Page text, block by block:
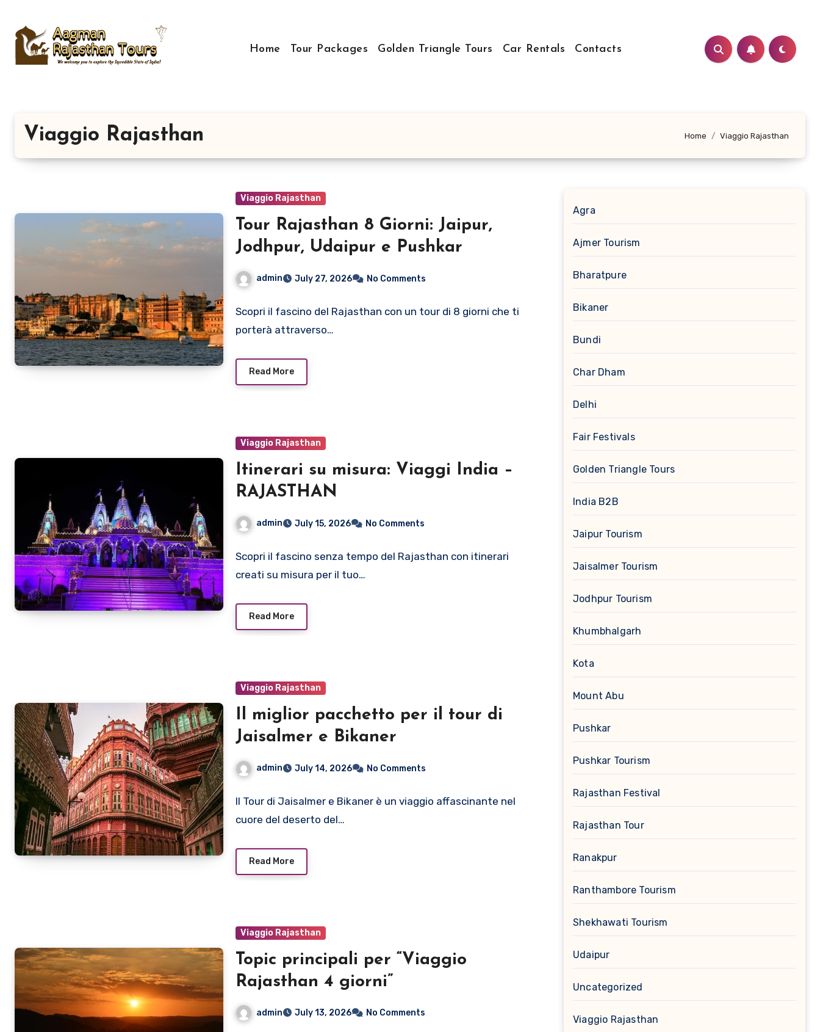
content
Home Tour Packages Golden Triangle Tours Car Rentals Contacts
Viaggio Rajasthan Home Viaggio Rajasthan
Viaggio Rajasthan
Tour Rajasthan 8 Giorni: Jaipur,
Jodhpur, Udaipur e Pushkar
admin July 27, 2026 No Comments
Scopri il fascino del Rajasthan con un tour di 8 giorni che ti
porterà attraverso…
Read More
Viaggio Rajasthan
Itinerari su misura: Viaggi India –
RAJASTHAN
admin July 15, 2026 No Comments
Scopri il fascino senza tempo del Rajasthan con itinerari
creati su misura per il tuo…
Read More
Viaggio Rajasthan
Il miglior pacchetto per il tour di
Jaisalmer e Bikaner
admin July 14, 2026 No Comments
Il Tour di Jaisalmer e Bikaner è un viaggio affascinante nel
cuore del deserto del…
Read More
Viaggio Rajasthan
Topic principali per “Viaggio
Rajasthan 4 giorni”
admin July 13, 2026 No Comments
Agra
Ajmer Tourism
Bharatpure
Bikaner
Bundi
Char Dham
Delhi
Fair Festivals
Golden Triangle Tours
India B2B
Jaipur Tourism
Jaisalmer Tourism
Jodhpur Tourism
Khumbhalgarh
Kota
Mount Abu
Pushkar
Pushkar Tourism
Rajasthan Festival
Rajasthan Tour
Ranakpur
Ranthambore Tourism
Shekhawati Tourism
Udaipur
Uncategorized
Viaggio Rajasthan